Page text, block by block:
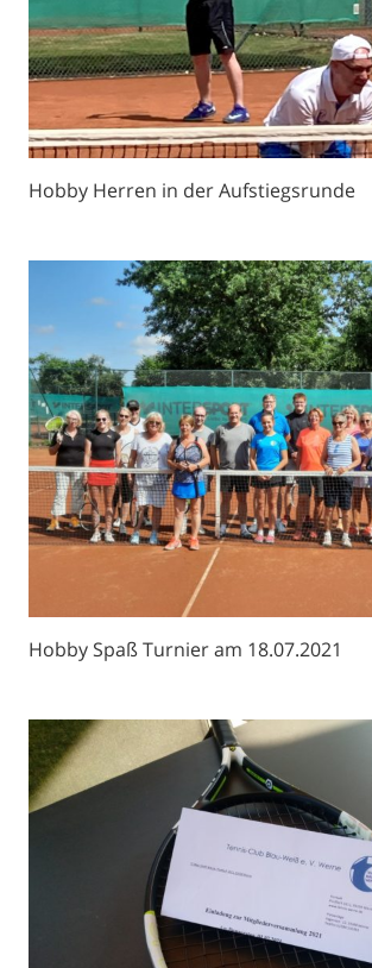
Hobby Herren in der Aufstiegsrunde
Hobby Spaß Turnier am 18.07.2021